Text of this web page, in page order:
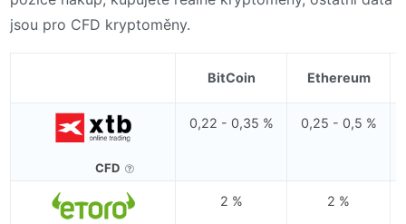
jsou pro CFD kryptoměny.
BitCoin Ethereum
CFD
0,22 - 0,35 % 0,25 - 0,5 %
2 % 2 %